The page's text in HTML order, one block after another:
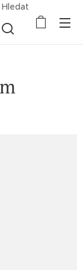
Hledat